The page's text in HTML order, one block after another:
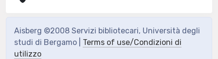
Aisberg ©2008 Servizi bibliotecari, Università degli
studi di Bergamo | Terms of use/Condizioni di
utilizzo